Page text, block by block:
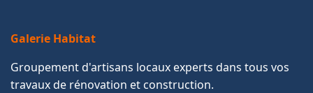
Galerie Habitat
Groupement d'artisans locaux experts dans tous vos
travaux de rénovation et construction.